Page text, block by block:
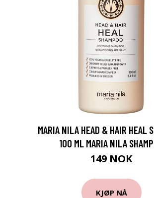
MARIA NILA HEAD & HAIR HEAL
100 ML MARIA NILA
149 NOK
KJØP NÅ